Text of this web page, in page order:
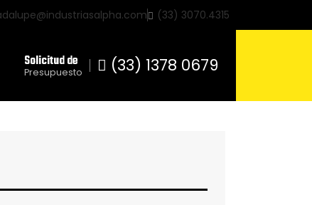
(33) 3070.4315
Solicitud de
Presupuesto (33) 1378 0679